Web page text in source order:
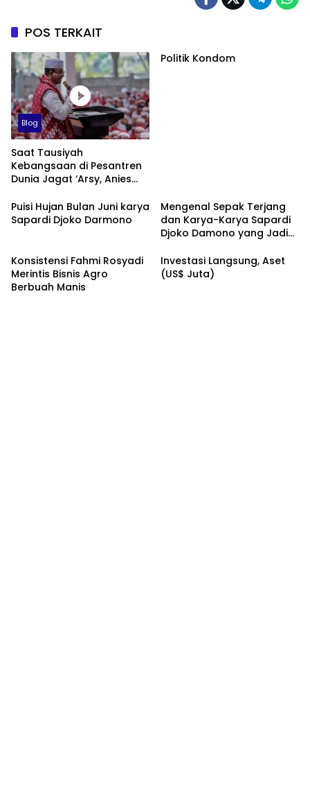
POS TERKAIT
Blog
Saat Tausiyah
Kebangsaan di Pesantren
Dunia Jagat ‘Arsy, Anies
Dukungan dari Abah Aos
Politik Kondom
Puisi Hujan Bulan Juni karya
Sapardi Djoko Darmono
Mengenal Sepak Terjang
dan Karya-Karya Sapardi
Djoko Damono yang Jadi
Konsistensi Fahmi Rosyadi
Merintis Bisnis Agro
Berbuah Manis
Investasi Langsung, Aset
(US$ Juta)